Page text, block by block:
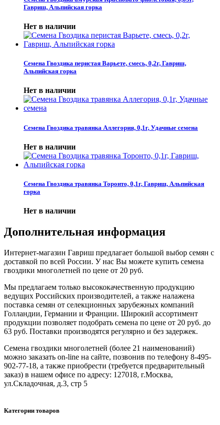
Гавриш, Альпийская горка
Нет в наличии
Семена Гвоздика перистая Варьете, смесь, 0,2г, Гавриш,
Альпийская горка
Нет в наличии
Семена Гвоздика травянка Аллегория, 0,1г, Удачные семена
Нет в наличии
Семена Гвоздика травянка Торонто, 0,1г, Гавриш, Альпийская
горка
Нет в наличии
Дополнительная информация
Интернет-магазин Гавриш предлагает большой выбор семян с
доставкой по всей России. У нас Вы можете купить семена
гвоздики многолетней по цене от 20 руб.
Мы предлагаем только высококачественную продукцию
ведущих Российских производителей, а также налажена
поставка семян от селекционных зарубежных компаний
Голландии, Германии и Франции. Широкий ассортимент
продукции позволяет подобрать семена по цене от 20 руб. до
63 руб. Поставки производятся регулярно и без задержек.
Семена гвоздики многолетней (более 21 наименований)
можно заказать on-line на сайте, позвонив по телефону 8-495-
902-77-18, а также приобрести (требуется предварительный
заказ) в нашем офисе по адресу: 127018, г.Москва,
ул.Складочная, д.3, стр 5
Категории товаров